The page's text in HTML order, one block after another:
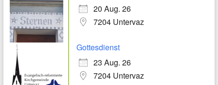
20 Aug. 26
7204 Untervaz
Gottesdienst
23 Aug. 26
7204 Untervaz